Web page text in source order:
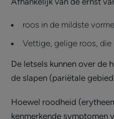
roos in de mildste
Vettige, gelige roos,
De letsels kunnen over de
de slapen (pariëtale
Hoewel roodheid
kenmerkende symptomen